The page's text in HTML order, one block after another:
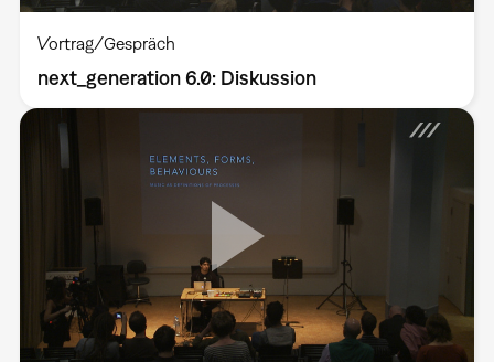
Vortrag/Gespräch
next_generation 6.0: Diskussion